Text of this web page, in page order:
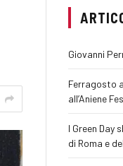
Giovanni
Ferragosto
all’Aniene
I Green Day
di Roma e